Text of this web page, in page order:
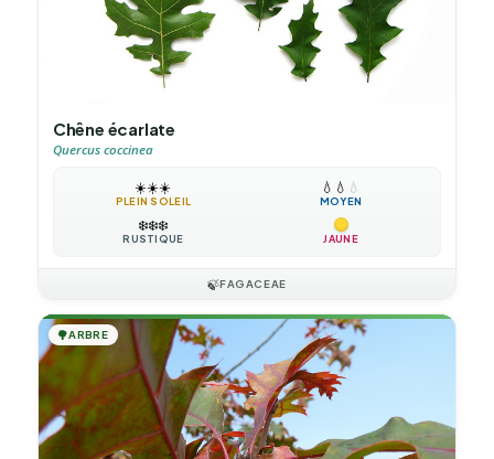
Chêne écarlate
Quercus coccinea
☀️☀️☀️
PLEIN SOLEIL
💧 💧 💧
MOYEN
❄️❄️❄️
RUSTIQUE JAUNE
🍃FAGACEAE
🌳ARBRE